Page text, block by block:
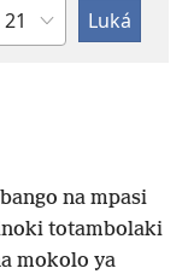
Mokapo
na mpasi
totambolaki
mokolo ya